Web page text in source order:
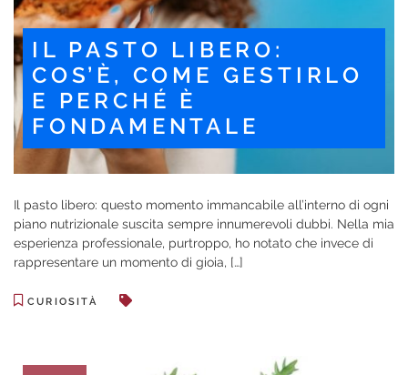
IL PASTO LIBERO:
COS’È, COME GESTIRLO
E PERCHÉ È
FONDAMENTALE
Il pasto libero: questo momento immancabile all’interno di ogni
piano nutrizionale suscita sempre innumerevoli dubbi. Nella mia
esperienza professionale, purtroppo, ho notato che invece di
rappresentare un momento di gioia, […]
CURIOSITÀ